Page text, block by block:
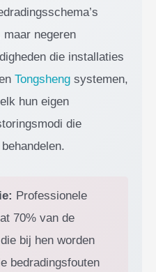
negeren
die installaties
Tongsheng systemen,
hun eigen
die
Professionele
70% van de
die bij hen worden
bedradingsfouten